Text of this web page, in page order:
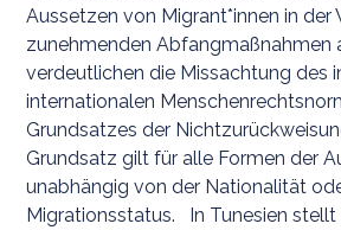
Aussetzen von Migrant*innen in der
zunehmenden Abfangmaßnahmen
verdeutlichen die Missachtung des
internationalen
Grundsatzes der
Grundsatz gilt für alle Formen der
unabhängig von der Nationalität
Migrationsstatus. In Tunesien stellt